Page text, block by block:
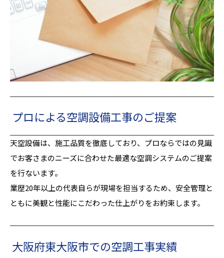
プロによる空調設備工事のご提案
天空設備は、施工品質を徹底しており、プロならではの見識
でお客さまのニーズに合わせた最適な空調システムのご提案
を行ないます。
業歴20年以上の代表自らが現場を担当するため、安全管理と
ともに美観と性能にこだわった仕上がりをお約束します。
大阪府東大阪市での空調工事実績